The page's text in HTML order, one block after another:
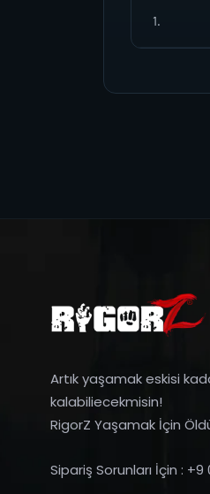
1.
Artık yaşamak eskisi
kalabiliecekmisin!
RigorZ Yaşamak İçin
Sipariş Sorunları İçin :